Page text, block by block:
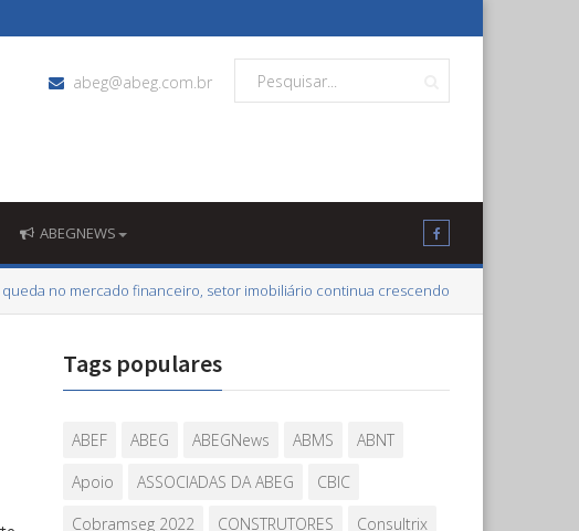
abeg@abeg.com.br
ABEGNEWS
no mercado financeiro, setor imobiliário continua crescendo
Tags populares
ABEF ABEG ABEGNews ABMS
ABNT
Apoio
ASSOCIADAS DA ABEG
CBIC
Cobramseg 2022
CONSTRUTORES
Consultrix